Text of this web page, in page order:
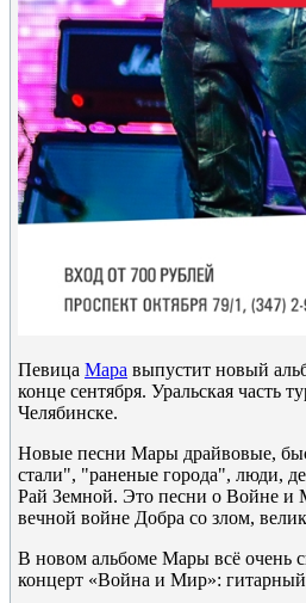
Певица Мара выпустит новый
конце сентября. Уральская часть
Челябинске.
Новые песни Мары драйвовые,
стали", "раненые города", люди,
Рай Земной. Это песни о Войне и
вечной войне Добра со злом,
В новом альбоме Мары всё очень
концерт «Война и Мир»: